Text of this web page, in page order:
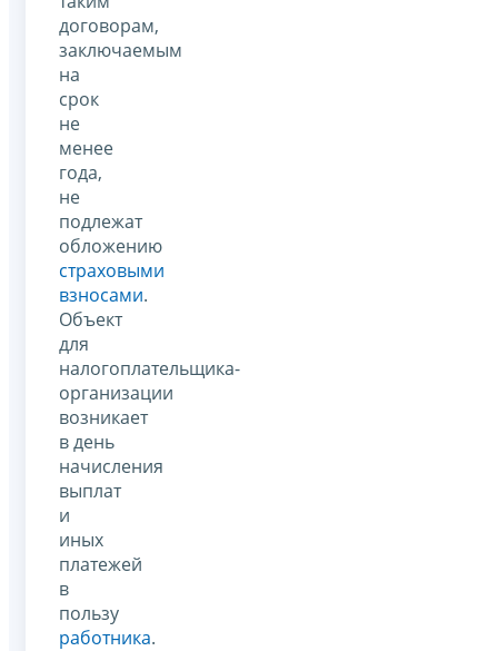
договорам,
заключаемым
на
срок
не
менее
года,
не
подлежат
обложению
страховыми
взносами.
Объект
для
налогоплательщика-
организации
возникает
в день
начисления
выплат
и
иных
платежей
в
пользу
работника.